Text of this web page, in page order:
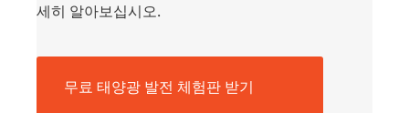
세히 알아보십시오.
무료 태양광 발전 체험판 받기